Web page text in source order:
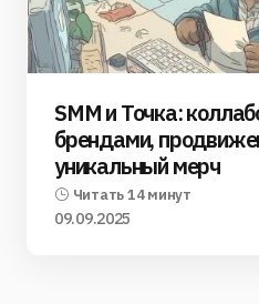
SMM и Точка:
брендами,
уникальный мерч
Читать 14 минут
09.09.2025